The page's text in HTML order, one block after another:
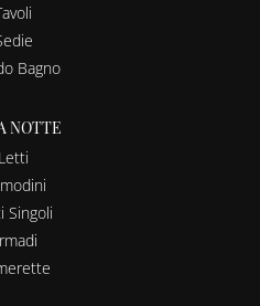
Bagno
NOTTE
Letti
Singoli